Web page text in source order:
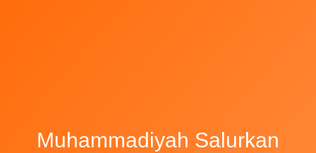
Muhammadiyah Salurkan